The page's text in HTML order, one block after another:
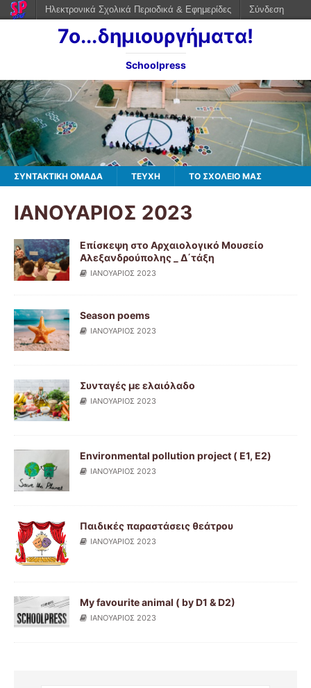
7ο...δημιουργήματα!
Schoolpress
ΣΥΝΤΑΚΤΙΚΗ ΟΜΑΔΑ ΤΕΥΧΗ ΤΟ ΣΧΟΛΕΙΟ ΜΑΣ
ΙΑΝΟΥΑΡΙΟΣ 2023
Επίσκεψη στο Αρχαιολογικό Μουσείο
Αλεξανδρούπολης _ Δ΄τάξη
ΙΑΝΟΥΑΡΙΟΣ 2023
Season poems
ΙΑΝΟΥΑΡΙΟΣ 2023
Συνταγές με ελαιόλαδο
ΙΑΝΟΥΑΡΙΟΣ 2023
Environmental pollution project ( Ε1, Ε2)
ΙΑΝΟΥΑΡΙΟΣ 2023
Παιδικές παραστάσεις θεάτρου
ΙΑΝΟΥΑΡΙΟΣ 2023
My favourite animal ( by D1 & D2)
ΙΑΝΟΥΑΡΙΟΣ 2023
Ηλεκτρονικά Σχολικά Περιοδικά & Εφημερίδες Σύνδεση